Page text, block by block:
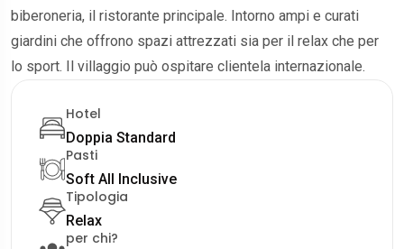
biberoneria, il ristorante principale. Intorno ampi e curati
giardini che offrono spazi attrezzati sia per il relax che per
lo sport. Il villaggio può ospitare clientela internazionale.
Hotel
Doppia Standard
Pasti
Soft All Inclusive
Tipologia
Relax
per chi?